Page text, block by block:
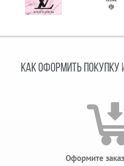
КАК ОФОРМИТЬ ПОКУПКУ
Оформите